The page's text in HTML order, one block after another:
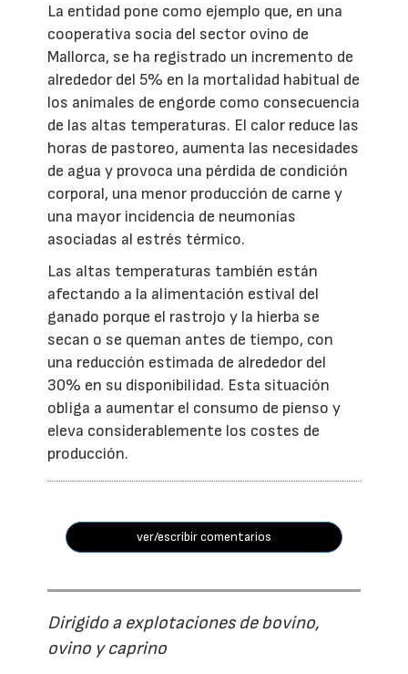
La entidad pone como ejemplo que, en una
cooperativa socia del sector ovino de
Mallorca, se ha registrado un incremento de
alrededor del 5% en la mortalidad habitual de
los animales de engorde como consecuencia
de las altas temperaturas. El calor reduce las
horas de pastoreo, aumenta las necesidades
de agua y provoca una pérdida de condición
corporal, una menor producción de carne y
una mayor incidencia de neumonías
asociadas al estrés térmico.
Las altas temperaturas también están
afectando a la alimentación estival del
ganado porque el rastrojo y la hierba se
secan o se queman antes de tiempo, con
una reducción estimada de alrededor del
30% en su disponibilidad. Esta situación
obliga a aumentar el consumo de pienso y
eleva considerablemente los costes de
producción.
ver/escribir comentarios
Dirigido a explotaciones de bovino,
ovino y caprino